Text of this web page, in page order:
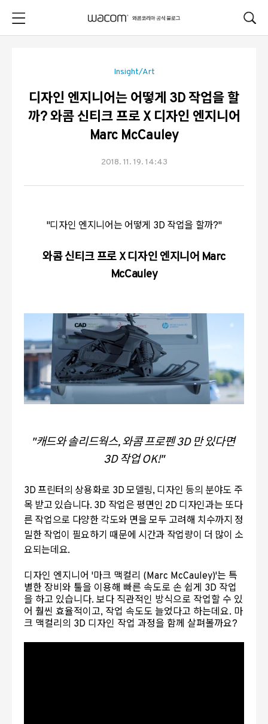
Insight/Art
디자인 엔지니어는 어떻게 3D 작업을 할
까? 와콤 신티크 프로 X 디자인 엔지니어
Marc McCauley
2018. 11. 19. 14:43
"디자인 엔지니어는 어떻게 3D 작업을 할까?"
와콤 신티크 프로 X 디자인 엔지니어 Marc
McCauley
"캐드와 솔리드웍스, 와콤 프로펜 3D 만 있다면
3D 작업 OK!"
3D 프린터의 상용화로 3D 모델링, 디자인 등의 분야도 주
목 받고 있습니다. 3D 작업은 평면인 2D 디자인과는 또다
른 작업으로 다양한 각도와 면을 모두 고려해 치수까지 정
밀한 작업이 필요하기 때문에 시간과 작업량이 더 많이 소
요되는데요.
디자인 엔지니어 '마크 맥컬리 (Marc McCauley)'는 특
별한 장비와 툴을 이용해 빠른 속도로 손 쉽게 3D 작업
을 하고 있습니다. 보다 직관적인 방식으로 작업할 수 있
어 훨씬 효율적이고, 작업 속도도 늘었다고 하는데요. 마
크 맥컬리의 3D 디자인 작업 과정을 함께 살펴볼까요?